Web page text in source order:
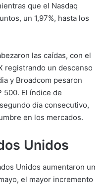
que el Nasdaq
un 1,97%, hasta los
las caídas, con el
registrando un descenso
y Broadcom pesaron
500. El índice de
día consecutivo,
en los mercados.
Unidos
Unidos aumentaron un
el mayor incremento